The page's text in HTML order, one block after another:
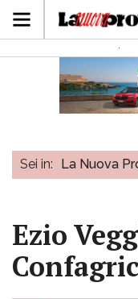
Sei in: La Nuova
Ezio